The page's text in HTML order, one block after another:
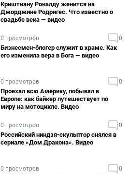
Криштиану Роналду женится на
Джорджине Родригес. Что известно о
свадьбе века — видео
0 просмотров 0
Бизнесмен-блогер служит в храме. Как
его изменила вера в Бога — видео
0 просмотров 0
Проехал всю Америку, побывал в
Европе: как байкер путешествует по
миру на мотоцикле. Видео
0 просмотров 0
Российский ниндзя-скульптор снялся в
сериале «Дом Дракона». Видео
0 просмотров 0